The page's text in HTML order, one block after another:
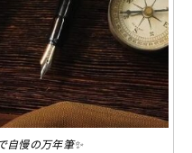
自慢の万年筆✨